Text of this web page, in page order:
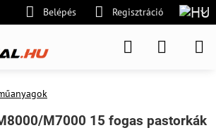
Belépés Regisztráció
M7000 15 fogas pastorkák